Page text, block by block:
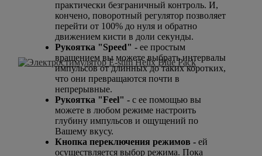
практически безграничный контроль. И,
кончено, поворотный регулятор позволяет
перейти от 100% до нуля и обратно
движением кисти в доли секунды.
Рукоятка "Speed" - ее простым
вращением вы можете выбрать интервалы
импульсов от длинных до таких коротких,
что они превращаются почти в
непрерывные.
Рукоятка "Feel" - с ее помощью вы
можете в любом режиме настроить
глубину импульсов и ощущений по
Вашему вкусу.
Кнопка переключения режимов - ей
осуществляется выбор режима. Пока